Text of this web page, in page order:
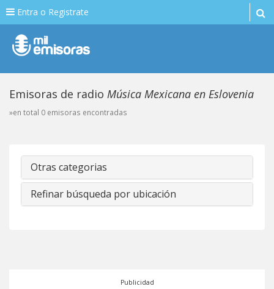
Entra o Registrate
Emisoras de radio Música Mexicana en Eslovenia
»en total 0 emisoras encontradas
Otras categorias
Refinar búsqueda por ubicación
Publicidad